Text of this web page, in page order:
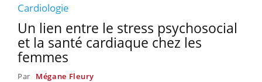
Cardiologie
Un lien entre le stress psychosocial
et la santé cardiaque chez les
femmes
Par Mégane Fleury